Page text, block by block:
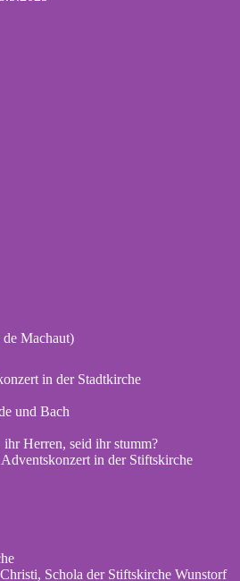
Machaut)
in der Stadtkirche
und Bach
Herren, seid ihr stumm?
in der Stiftskirche
Schola der Stiftskirche Wunstorf